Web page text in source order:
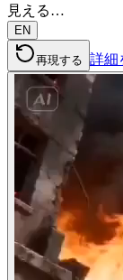
見える…
EN
再現する 詳細